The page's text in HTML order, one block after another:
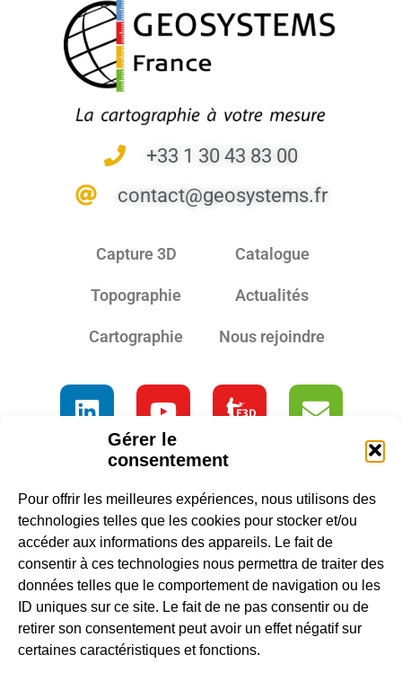
Gérer le
consentement
Pour offrir les meilleures expériences, nous utilisons des
technologies telles que les cookies pour stocker et/ou
accéder aux informations des appareils. Le fait de
consentir à ces technologies nous permettra de traiter des
données telles que le comportement de navigation ou les
ID uniques sur ce site. Le fait de ne pas consentir ou de
retirer son consentement peut avoir un effet négatif sur
certaines caractéristiques et fonctions.
+33 1 30 43 83 00
contact@geosystems.fr
Capture 3D
Topographie
Cartographie
Catalogue
Actualités
Nous rejoindre